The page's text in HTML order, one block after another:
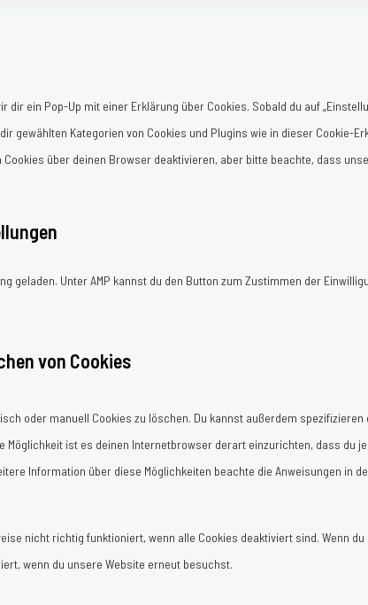
ein Pop-Up mit einer Erklärung über Cookies. Sobald du auf
gewählten Kategorien von Cookies und Plugins wie in dieser Cookie-
über deinen Browser deaktivieren, aber bitte beachte, dass
geladen. Unter AMP kannst du den Button zum Zustimmen der
von Cookies
oder manuell Cookies zu löschen. Du kannst außerdem spezifizieren
ist es deinen Internetbrowser derart einzurichten, dass du
Information über diese Möglichkeiten beachte die Anweisungen in
nicht richtig funktioniert, wenn alle Cookies deaktiviert sind. Wenn du
wenn du unsere Website erneut besuchst.